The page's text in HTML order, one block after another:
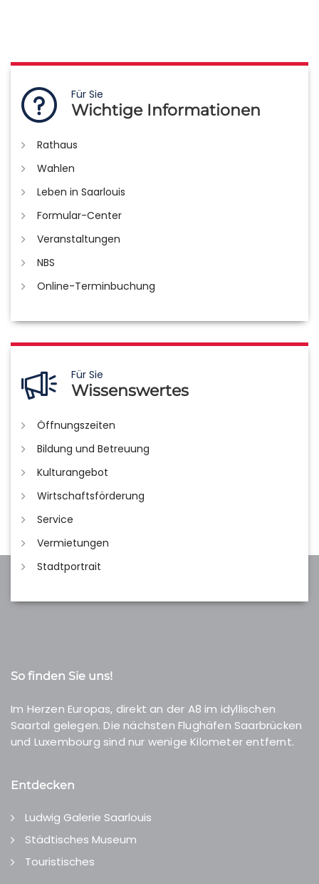
Für Sie
Wichtige Informationen
Rathaus
Wahlen
Leben in Saarlouis
Formular-Center
Veranstaltungen
NBS
Online-Terminbuchung
Für Sie
Wissenswertes
Öffnungszeiten
Bildung und Betreuung
Kulturangebot
Wirtschaftsförderung
Service
Vermietungen
Stadtportrait
So finden Sie uns!
Im Herzen Europas, direkt an der A8 im idyllischen
Saartal gelegen. Die nächsten Flughäfen Saarbrücken
und Luxembourg sind nur wenige Kilometer entfernt.
Entdecken
Ludwig Galerie Saarlouis
Städtisches Museum
Touristisches